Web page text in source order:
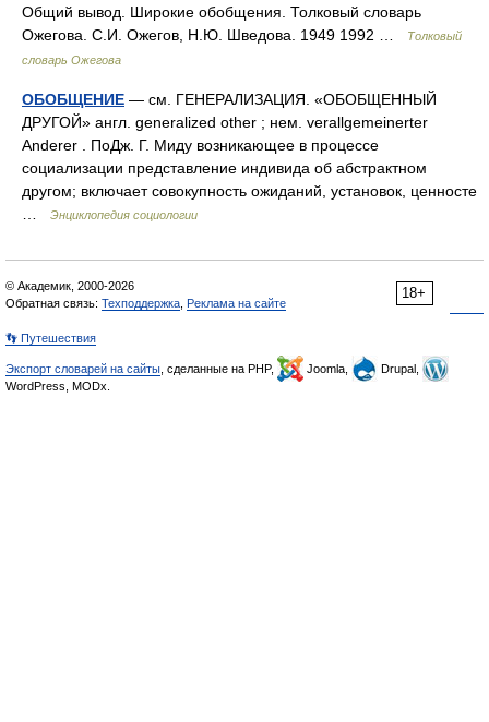
Общий вывод. Широкие обобщения. Толковый словарь
Ожегова. С.И. Ожегов, Н.Ю. Шведова. 1949 1992 …
Толковый
словарь Ожегова
ОБОБЩЕНИЕ — см. ГЕНЕРАЛИЗАЦИЯ. «ОБОБЩЕННЫЙ
ДРУГОЙ» англ. generalized other ; нем. verallgemeinerter
Anderer . ПоДж. Г. Миду возникающее в процессе
социализации представление индивида об абстрактном
другом; включает совокупность ожиданий, установок, ценносте
Энциклопедия социологии
18+
© Академик, 2000-2026
Обратная связь: Техподдержка Реклама на сайте
👣 Путешествия
Экспорт словарей на сайты , сделанные на PHP, Joomla,
Drupal,
WordPress, MODx.